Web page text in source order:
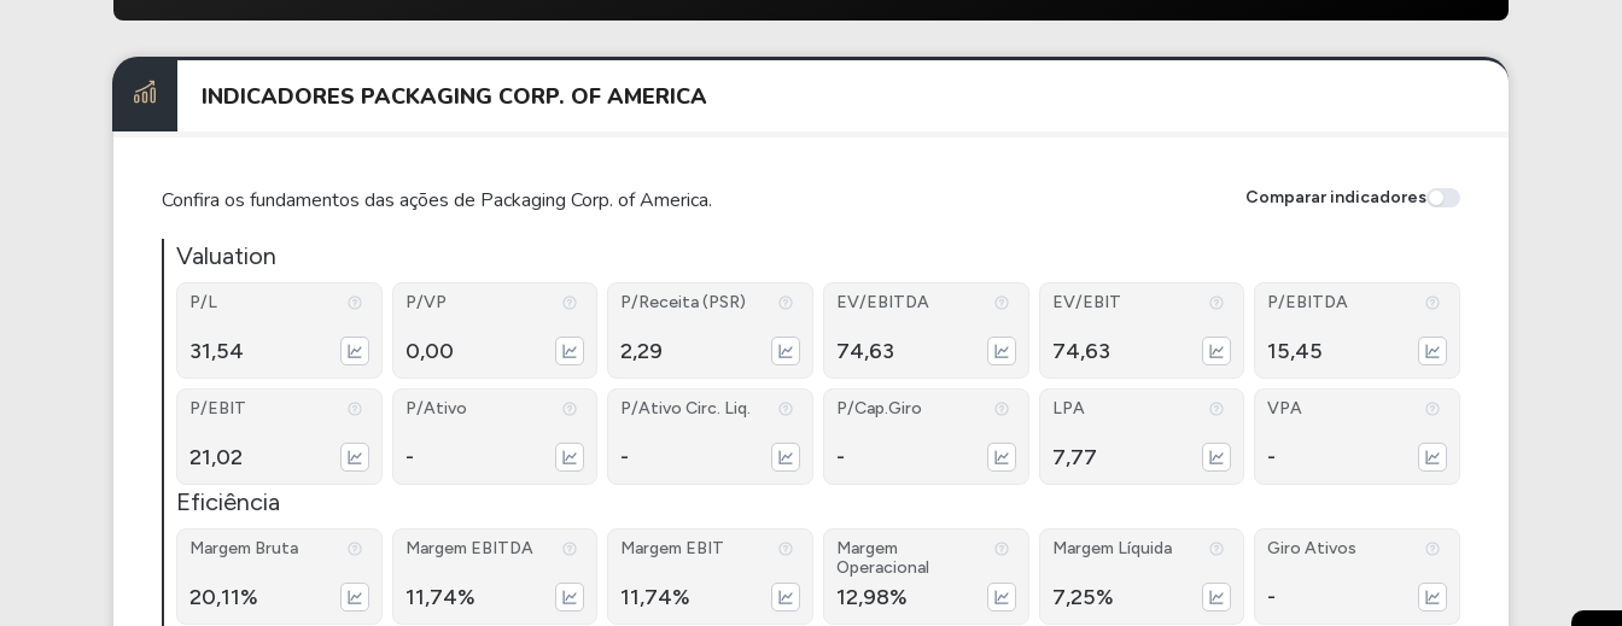
INDICADORES PACKAGING CORP. OF AMERICA
Confira os fundamentos das ações de Packaging Corp. of America. Comparar indicadores
Valuation
P/L
31,54
P/VP
0,00
P/Receita (PSR)
2,29
EV/EBITDA
74,63
EV/EBIT
74,63
P/EBITDA
15,45
P/EBIT
21,02
P/Ativo
-
P/Ativo Circ. Liq.
-
P/Cap.Giro
-
LPA
7,77
VPA
-
Eficiência
Margem Bruta
20,11%
Margem EBITDA
11,74%
Margem EBIT
11,74%
Margem
Operacional
12,98%
Margem Líquida
7,25%
Giro Ativos
-